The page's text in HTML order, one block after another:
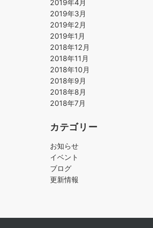
2019年4月
2019年3月
2019年2月
2019年1月
2018年12月
2018年11月
2018年10月
2018年9月
2018年8月
2018年7月
カテゴリー
お知らせ
イベント
ブログ
更新情報